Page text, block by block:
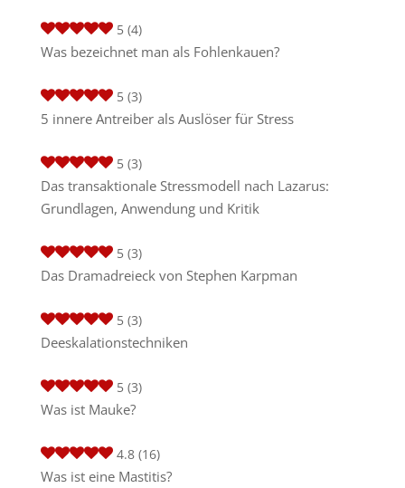
5 (4)
Was bezeichnet man als Fohlenkauen?
5 (3)
5 innere Antreiber als Auslöser für Stress
5 (3)
Das transaktionale Stressmodell nach Lazarus:
Grundlagen, Anwendung und Kritik
5 (3)
Das Dramadreieck von Stephen Karpman
5 (3)
Deeskalationstechniken
5 (3)
Was ist Mauke?
4.8 (16)
Was ist eine Mastitis?